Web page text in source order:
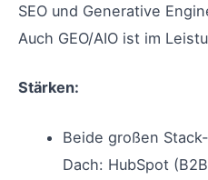
SEO und Generative
Auch GEO/AIO ist im
Stärken:
Beide großen
Dach: HubSpot